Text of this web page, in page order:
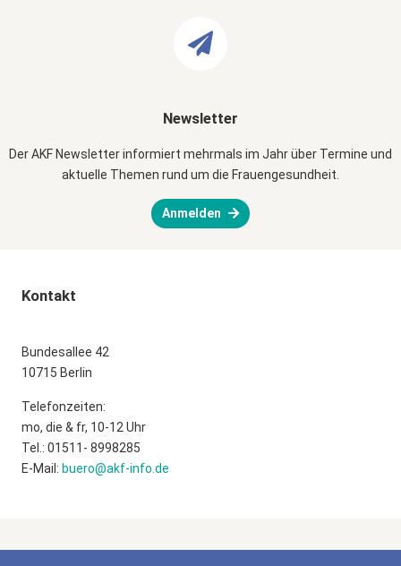
Newsletter
Der AKF Newsletter informiert mehrmals im Jahr über Termine und
aktuelle Themen rund um die Frauengesundheit.
Anmelden
Kontakt
Bundesallee 42
10715 Berlin
Telefonzeiten:
mo, die & fr, 10-12 Uhr
Tel.: 01511- 8998285
E-Mail: buero@akf-info.de